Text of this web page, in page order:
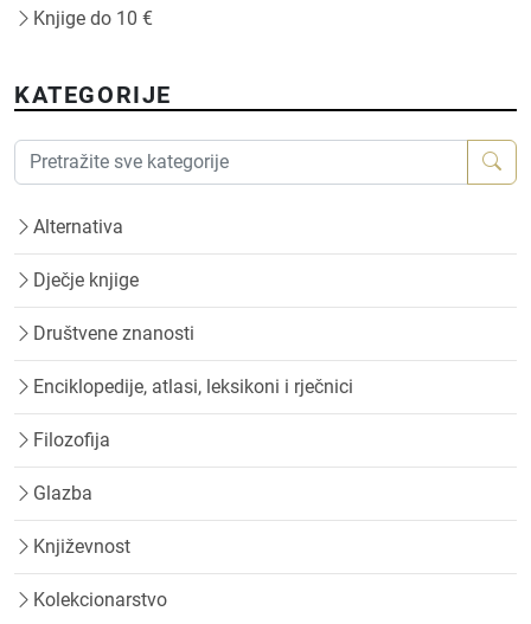
Knjige do 10 €
KATEGORIJE
Alternativa
Dječje knjige
Društvene znanosti
Enciklopedije, atlasi, leksikoni i rječnici
Filozofija
Glazba
Književnost
Kolekcionarstvo